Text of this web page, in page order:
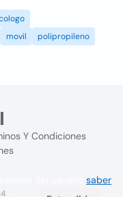
movil
polipropileno
Y Condiciones
saber